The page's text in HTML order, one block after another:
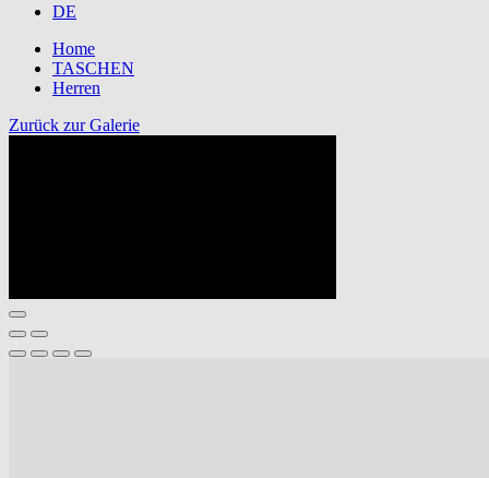
DE
Home
TASCHEN
Herren
Zurück zur Galerie